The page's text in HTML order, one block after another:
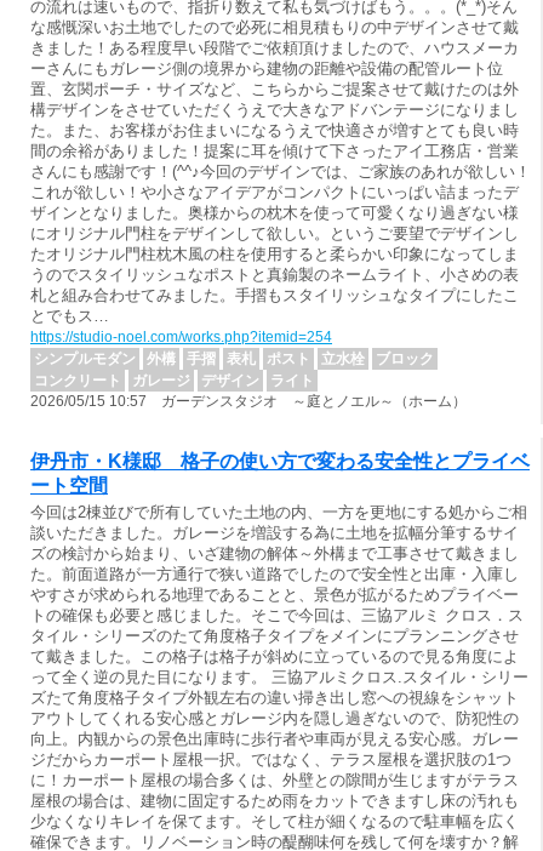
の流れは速いもので、指折り数えて私も気づけばもう。。。(*_*)そん
な感慨深いお土地でしたので必死に相見積もりの中デザインさせて戴
きました！ある程度早い段階でご依頼頂けましたので、ハウスメーカ
ーさんにもガレージ側の境界から建物の距離や設備の配管ルート位
置、玄関ポーチ・サイズなど、こちらからご提案させて戴けたのは外
構デザインをさせていただくうえで大きなアドバンテージになりまし
た。また、お客様がお住まいになるうえで快適さが増すとても良い時
間の余裕がありました！提案に耳を傾けて下さったアイ工務店・営業
さんにも感謝です！(^^♪今回のデザインでは、ご家族のあれが欲しい！
これが欲しい！や小さなアイデアがコンパクトにいっぱい詰まったデ
ザインとなりました。奥様からの枕木を使って可愛くなり過ぎない様
にオリジナル門柱をデザインして欲しい。というご要望でデザインし
たオリジナル門柱枕木風の柱を使用すると柔らかい印象になってしま
うのでスタイリッシュなポストと真鍮製のネームライト、小さめの表
札と組み合わせてみました。手摺もスタイリッシュなタイプにしたこ
とでもス…
https://studio-noel.com/works.php?itemid=254
シンプルモダン
外構 手摺 表札 ポスト 立水栓
ブロック
コンクリート
ガレージ デザイン
ライト
2026/05/15 10:57 ガーデンスタジオ ～庭とノエル～（ホーム）
伊丹市・K様邸 格子の使い方で変わる安全性とプライベ
ート空間
今回は2棟並びで所有していた土地の内、一方を更地にする処からご相
談いただきました。ガレージを増設する為に土地を拡幅分筆するサイ
ズの検討から始まり、いざ建物の解体～外構まで工事させて戴きまし
た。前面道路が一方通行で狭い道路でしたので安全性と出庫・入庫し
やすさが求められる地理であることと、景色が拡がるためプライベー
トの確保も必要と感じました。そこで今回は、三協アルミ クロス．ス
タイル・シリーズのたて角度格子タイプをメインにプランニングさせ
て戴きました。この格子は格子が斜めに立っているので見る角度によ
って全く逆の見た目になります。 三協アルミクロス.スタイル・シリー
ズたて角度格子タイプ外観左右の違い掃き出し窓への視線をシャット
アウトしてくれる安心感とガレージ内を隠し過ぎないので、防犯性の
向上。内観からの景色出庫時に歩行者や車両が見える安心感。ガレー
ジだからカーポート屋根一択。ではなく、テラス屋根を選択肢の1つ
に！カーポート屋根の場合多くは、外壁との隙間が生じますがテラス
屋根の場合は、建物に固定するため雨をカットできますし床の汚れも
少なくなりキレイを保てます。そして柱が細くなるので駐車幅を広く
確保できます。リノベーション時の醍醐味何を残して何を壊すか？解